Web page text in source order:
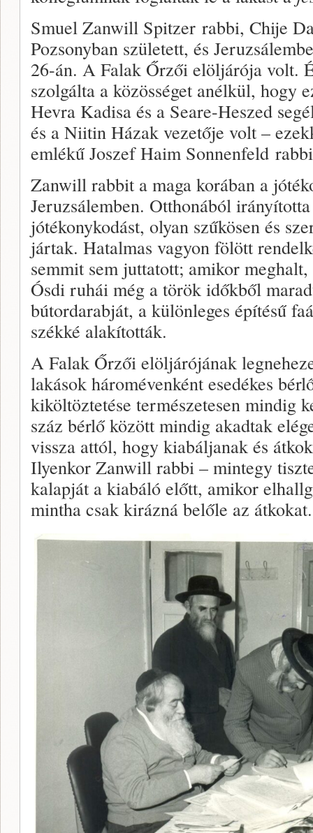
Smuel Zanwill Spitzer rabbi, Chije
Pozsonyban született, és
26-án. A Falak Őrzői elöljárója volt.
szolgálta a közösséget anélkül, hogy
Hevra Kadisa és a Seare-Heszed
és a Niitin Házak vezetője volt –
emlékű Joszef Haim Sonnenfeld
Zanwill rabbit a maga korában a
Jeruzsálemben. Otthonából
jótékonykodást, olyan szűkösen és
jártak. Hatalmas vagyon fölött
semmit sem juttatott; amikor
Ósdi ruhái még a török időkből
bútordarabját, a különleges építésű
székké alakították.
A Falak Őrzői elöljárójának
lakások háromévenként esedékes
kiköltöztetése természetesen mindig
száz bérlő között mindig akadtak
vissza attól, hogy kiabáljanak és
Ilyenkor Zanwill rabbi – mintegy
kalapját a kiabáló előtt, amikor
mintha csak kirázná belőle az átkokat.